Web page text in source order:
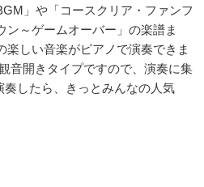
」や「コースクリア・ファンフ
ン～ゲームオーバー」の楽譜ま
楽しい音楽がピアノで演奏できま
音開きタイプですので、演奏に集
したら、きっとみんなの人気